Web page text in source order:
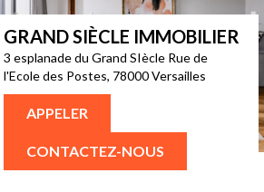
GRAND SIÈCLE IMMOBILIER
3 esplanade du Grand SIècle Rue de
l'Ecole des Postes, 78000 Versailles
APPELER
CONTACTEZ-NOUS